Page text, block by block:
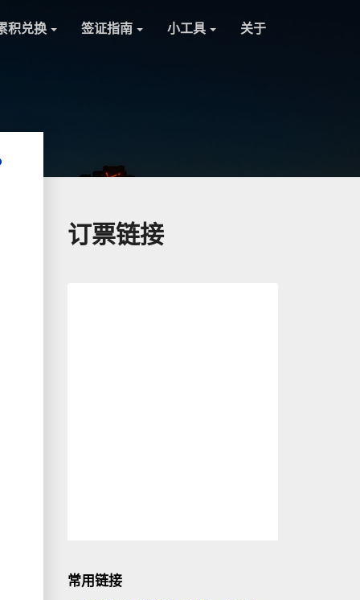
积兑换 签证指南 小工具 关于
订票链接
常用链接